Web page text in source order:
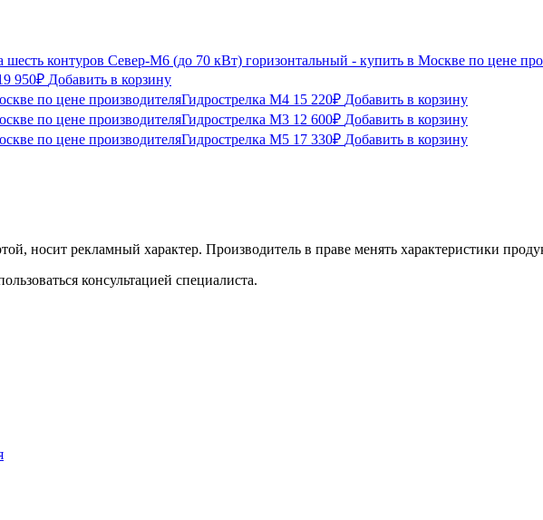
950₽ Добавить в корзину
Гидрострелка М4 15 220₽ Добавить в корзину
Гидрострелка М3 12 600₽ Добавить в корзину
Гидрострелка М5 17 330₽ Добавить в корзину
носит рекламный характер. Производитель в праве менять характеристики
консультацией специалиста.